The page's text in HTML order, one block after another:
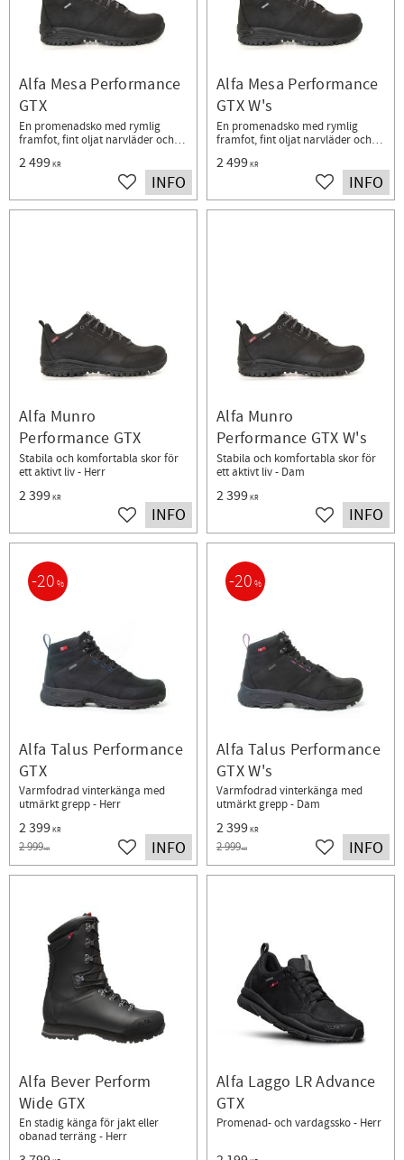
Alfa Mesa Performance
GTX
En promenadsko med rymlig
framfot, fint oljat narvläder och
2 499KR
Lägg till i favoriter
INFO
Alfa Mesa Performance
GTX W's
En promenadsko med rymlig
framfot, fint oljat narvläder och
2 499KR
Lägg till i
INFO
Alfa Munro
Performance GTX
Stabila och komfortabla skor för
ett aktivt liv - Herr
2 399KR
Lägg till i favoriter
INFO
Alfa Munro
Performance GTX W's
Stabila och komfortabla skor för
ett aktivt liv - Dam
2 399KR
Lägg till i
INFO
Alfa Talus Performance
GTX
Varmfodrad vinterkänga med
utmärkt grepp - Herr
2 399KR
2 999KR
20 %
Lägg till i favoriter
INFO
Alfa Talus Performance
GTX W's
Varmfodrad vinterkänga med
utmärkt grepp - Dam
2 399KR
2 999KR
20 %
Lägg till i
INFO
Alfa Bever Perform
Wide GTX
En stadig känga för jakt eller
obanad terräng - Herr
Alfa Laggo LR Advance
GTX
Promenad- och vardagssko - Herr